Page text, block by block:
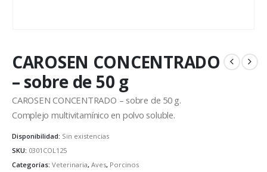
CAROSEN CONCENTRADO
– sobre de 50 g
CAROSEN CONCENTRADO – sobre de 50 g.
Complejo multivitamínico en polvo soluble.
Disponibilidad: Sin existencias
SKU: 0301COL125
Categorías: Veterinaria, Aves, Porcinos